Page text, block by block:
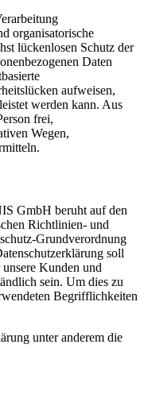
organisatorische
lückenlosen Schutz der
Daten
aufweisen,
werden kann. Aus
frei,
Wegen,
GmbH beruht auf den
Richtlinien- und
Grundverordnung
soll
Kunden und
sein. Um dies zu
Begrifflichkeiten
unter anderem die